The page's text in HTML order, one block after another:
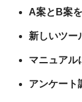
A案とB案
新しいツー
マニュアル
アンケート